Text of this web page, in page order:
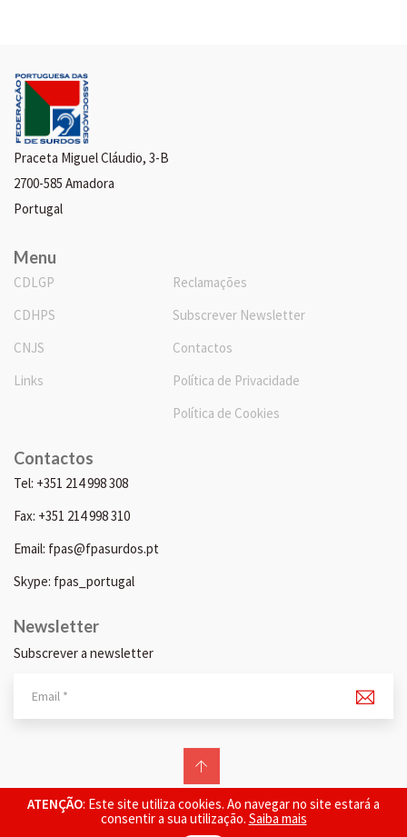
ATENÇÃO: Este site utiliza cookies. Ao navegar no site estará a
consentir a sua utilização. Saiba mais
Praceta Miguel Cláudio, 3-B
2700-585 Amadora
Portugal
Menu
CDLGP
CDHPS
CNJS
Links
Reclamações
Subscrever Newsletter
Contactos
Política de Privacidade
Política de Cookies
Contactos
Tel: +351 214 998 308
Fax: +351 214 998 310
Email: fpas@fpasurdos.pt
Skype: fpas_portugal
Newsletter
Subscrever a newsletter
© 2026 FPAS. Todos os direitos reservados.